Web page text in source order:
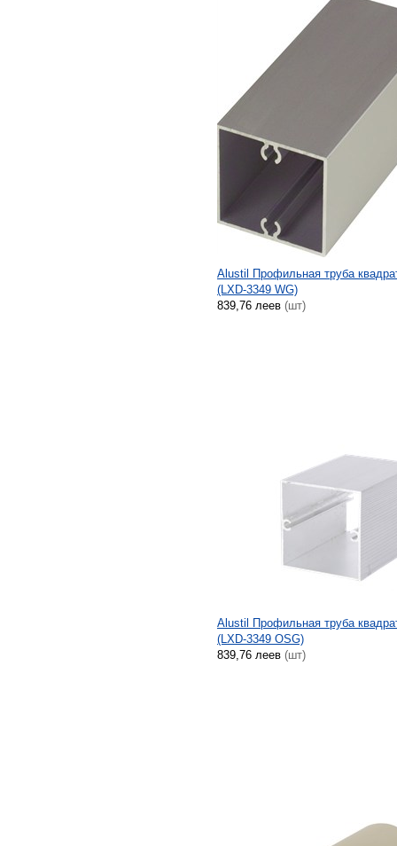
Alustil Профильная труба
(LXD-3349 WG)
839,76 леев (шт)
Alustil Профильная труба
(LXD-3349 OSG)
839,76 леев (шт)